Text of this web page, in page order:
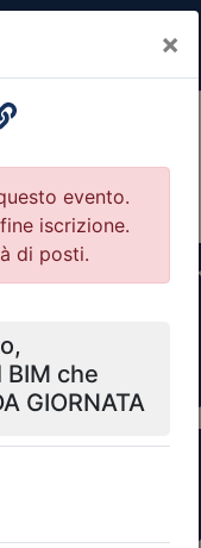
×
Ordini e
dei filtri ricerca